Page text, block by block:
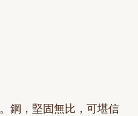
鋼，堅固無比，可堪信